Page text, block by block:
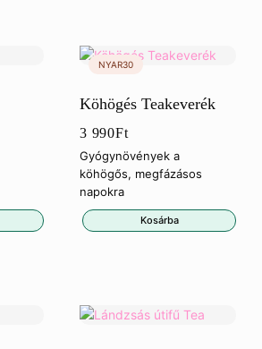
Köhögés Teakeverék
3 990Ft
Gyógynövények a
köhögős, megfázásos
napokra
Kosárba